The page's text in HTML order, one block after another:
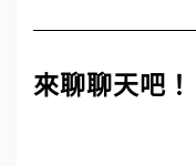
來聊聊天吧！